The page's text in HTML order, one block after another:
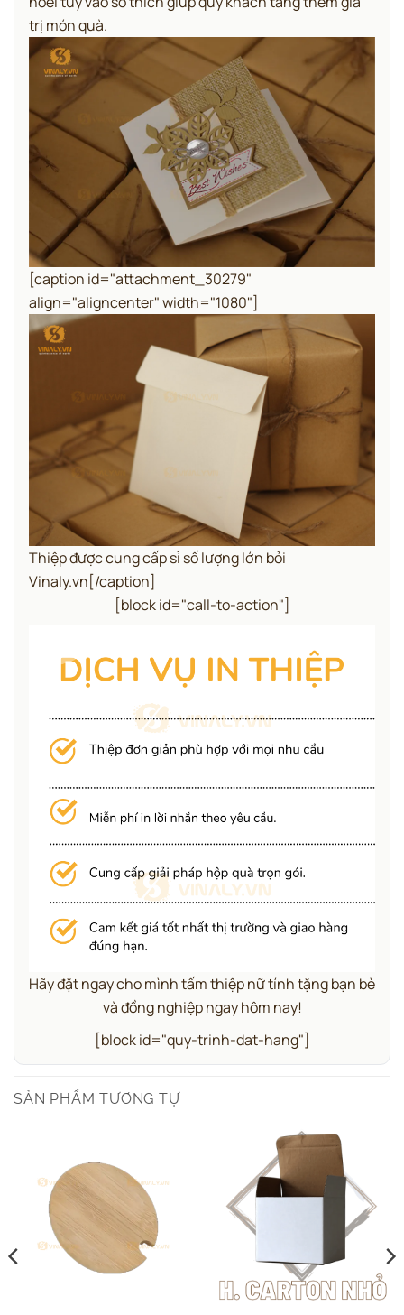
trị món quà.
[caption id="attachment_30279"
align="aligncenter" width="1080"]
Thiệp được cung cấp sỉ số lượng lớn bỏi
Vinaly.vn[/caption]
[block id="call-to-action"]
Hãy đặt ngay cho mình tấm thiệp nữ tính tặng bạn bè
và đồng nghiệp ngay hôm nay!
[block id="quy-trinh-dat-hang"]
SẢN PHẨM TƯƠNG TỰ